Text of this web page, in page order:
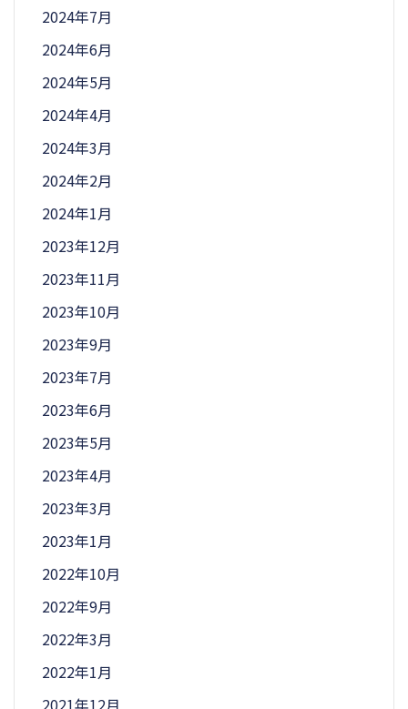
2024年7月
2024年6月
2024年5月
2024年4月
2024年3月
2024年2月
2024年1月
2023年12月
2023年11月
2023年10月
2023年9月
2023年7月
2023年6月
2023年5月
2023年4月
2023年3月
2023年1月
2022年10月
2022年9月
2022年3月
2022年1月
2021年12月